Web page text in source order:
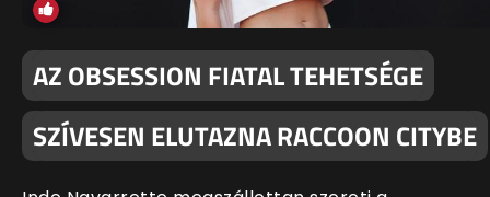
AZ OBSESSION FIATAL TEHETSÉGE
SZÍVESEN ELUTAZNA RACCOON CITYBE